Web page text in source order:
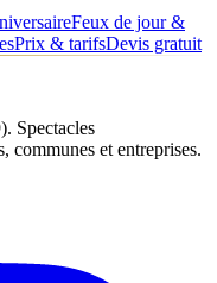
Feux de jour &
Prix & tarifsDevis gratuit
Spectacles
communes et entreprises.